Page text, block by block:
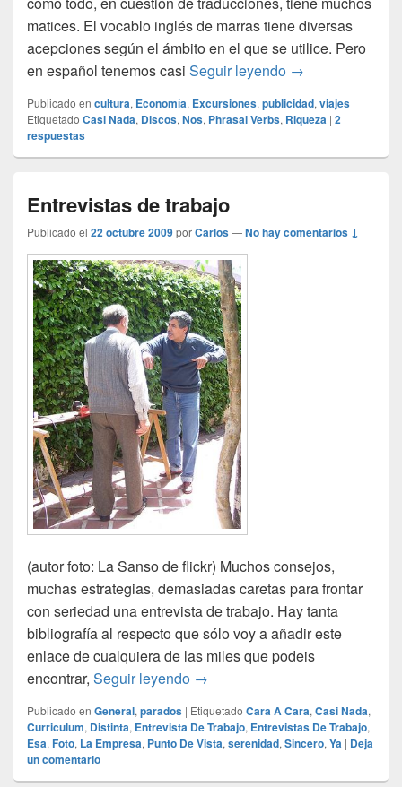
matices. El vocablo inglés de marras tiene diversas
acepciones según el ámbito en el que se utilice. Pero
en español tenemos casi Seguir leyendo OUTLETS
→
Publicado en cultura, Economía, Excursiones, publicidad, viajes |
Etiquetado Casi Nada, Discos, Nos, Phrasal Verbs, Riqueza | 2
respuestas
Entrevistas de trabajo
Publicado el 22 octubre 2009porCarlos—No hay comentarios ↓
(autor foto: La Sanso de flickr) Muchos consejos,
muchas estrategias, demasiadas caretas para frontar
con seriedad una entrevista de trabajo. Hay tanta
bibliografía al respecto que sólo voy a añadir este
enlace de cualquiera de las miles que podeis
encontrar, Seguir leyendo Entrevistas de trabajo
→
Publicado en General, parados | Etiquetado Cara A Cara, Casi Nada,
Curriculum, Distinta, Entrevista De Trabajo, Entrevistas De Trabajo,
Esa, Foto, La Empresa, Punto De Vista, serenidad, Sincero, Ya | Deja
un comentario